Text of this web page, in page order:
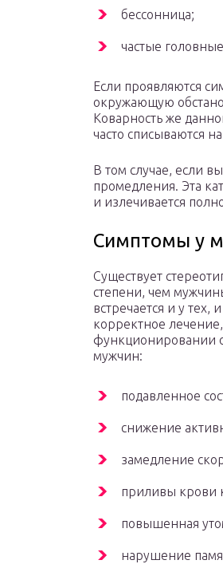
бессонница;
частые
Если проявляются
окружающую
Коварность же
часто списываются
В том случае, если
промедления. Эта
и излечивается
Симптомы у
Существует
степени, чем
встречается и у
корректное
функционировании
мужчин:
подавленное
снижение
замедление
приливы крови
повышенная
нарушение